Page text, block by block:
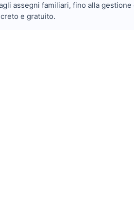
assegni familiari, fino alla
e gratuito.